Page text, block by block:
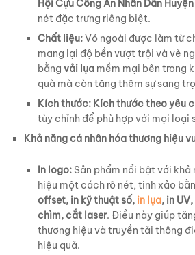
Hội Cựu Công An Nhân Dân
nét đặc trưng riêng biệt.
Chất liệu:Vỏ ngoài được làm từ
mang lại độ bền vượt trội và vẻ
bằng vải lụa mềm mại bên trong
quà mà còn tăng thêm sự sang
Kích thước: Kích thước theo yêu
tùy chỉnh để phù hợp với mọi loại
Khả năng cá nhân hóa thương hiệu
In logo: Sản phẩm nổi bật với khả
hiệu một cách rõ nét, tinh xảo
offset, in kỹ thuật số, in lụa, in
chìm, cắt laser. Điều này giúp
thương hiệu và truyền tải thông
hiệu quả.